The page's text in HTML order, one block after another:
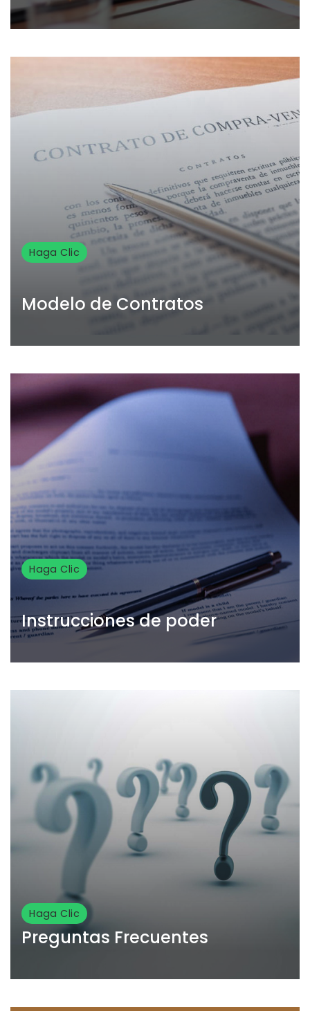
Haga Clic
Modelo de Contratos
Haga Clic
Instrucciones de poder
Haga Clic
Preguntas Frecuentes